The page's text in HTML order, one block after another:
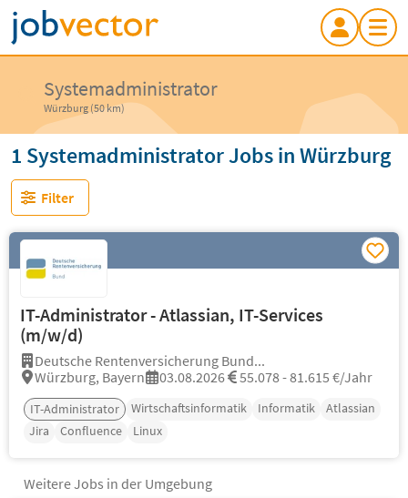
Systemadministrator
Würzburg (50 km)
1 Systemadministrator Jobs in Würzburg
Filter
IT-Administrator - Atlassian, IT-Services
(m/w/d)
Deutsche Rentenversicherung Bund...
Würzburg, Bayern
03.08.2026 55.078 - 81.615 €/Jahr
IT-Administrator Wirtschaftsinformatik Informatik
Atlassian
Jira
Confluence Linux
Weitere Jobs in der Umgebung